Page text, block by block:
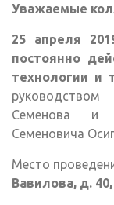
Уважаемые
25 апреля
постоянно
технологии и
Семенова и
Семеновича
Место
Вавилова, д.